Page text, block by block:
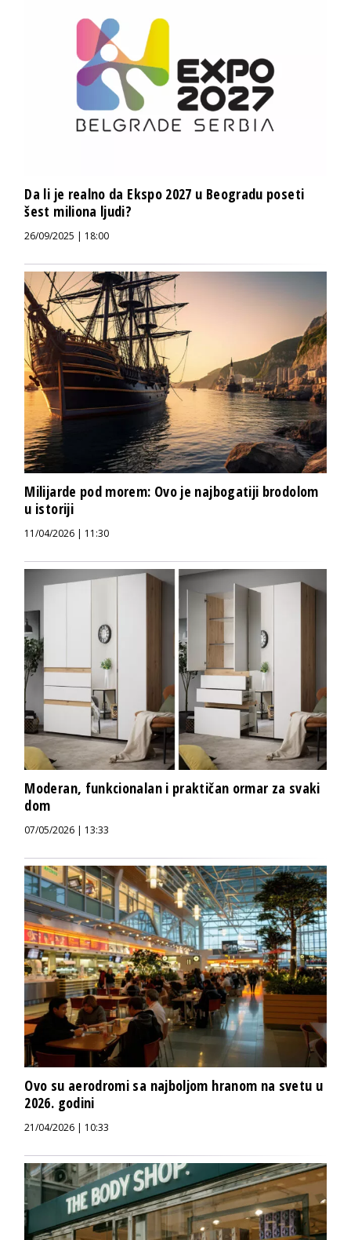
Da li je realno da Ekspo 2027 u Beogradu poseti
šest miliona ljudi?
26/09/2025 | 18:00
Milijarde pod morem: Ovo je najbogatiji brodolom
u istoriji
11/04/2026 | 11:30
Moderan, funkcionalan i praktičan ormar za svaki
dom
07/05/2026 | 13:33
Ovo su aerodromi sa najboljom hranom na svetu u
2026. godini
21/04/2026 | 10:33